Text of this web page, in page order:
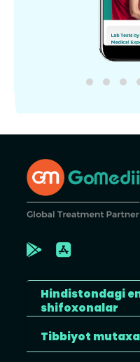
Hindistondagi
shifoxonalar
Tibbiyot